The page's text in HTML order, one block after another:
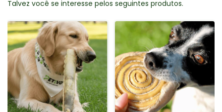
Talvez você se interesse pelos seguintes produtos.